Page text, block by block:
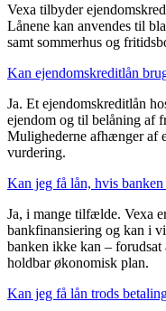
Vexa tilbyder
Lånene kan anvendes til
samt sommerhus og
Kan ejendomskreditlån
Ja. Et ejendomskreditlån
ejendom og til belåning af
Mulighederne afhænger af
vurdering.
Kan jeg få lån, hvis banken
Ja, i mange tilfælde. Vexa
bankfinansiering og kan i
banken ikke kan – forudsat
holdbar økonomisk plan.
Kan jeg få lån trods